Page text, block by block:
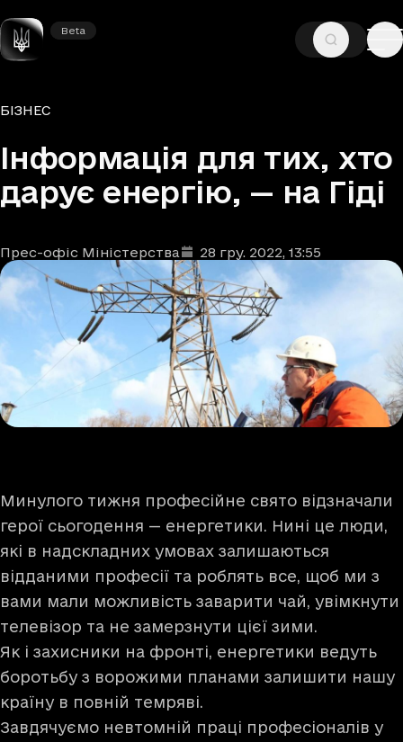
Beta
Beta
ГОЛОВНА
Рубрики
БІЗНЕС
Інформація для тих, хто
дарує енергію, — на Гіді
Автори
Прес-офіс Міністерства
Дата та час публікації: 28 гру. 2022, 13:55
Минулого тижня професійне свято відзначали
герої сьогодення — енергетики. Нині це люди,
які в надскладних умовах залишаються
відданими професії та роблять все, щоб ми з
вами мали можливість заварити чай, увімкнути
телевізор та не замерзнути цієї зими.
Як і захисники на фронті, енергетики ведуть
боротьбу з ворожими планами залишити нашу
країну в повній темряві.
Завдячуємо невтомній праці професіоналів у